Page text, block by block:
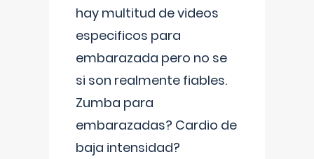
hay multitud de videos
especificos para
embarazada pero no se
si son realmente fiables.
Zumba para
embarazadas? Cardio de
baja intensidad?